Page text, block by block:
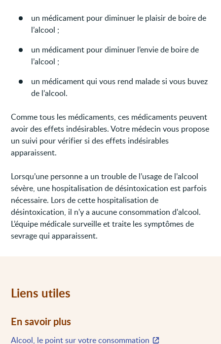
un médicament pour diminuer le plaisir de boire de
l’alcool ;
un médicament pour diminuer l’envie de boire de
l’alcool ;
un médicament qui vous rend malade si vous buvez
de l’alcool.
Comme tous les médicaments, ces médicaments peuvent
avoir des effets indésirables. Votre médecin vous propose
un suivi pour vérifier si des effets indésirables
apparaissent.
Lorsqu’une personne a un trouble de l’usage de l’alcool
sévère, une hospitalisation de désintoxication est parfois
nécessaire. Lors de cette hospitalisation de
désintoxication, il n'y a aucune consommation d'alcool.
L’équipe médicale surveille et traite les symptômes de
sevrage qui apparaissent.
Liens utiles
En savoir plus
Alcool, le point sur votre consommation